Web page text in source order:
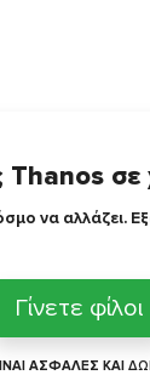
σε
να αλλάζει.
Γίνετε φίλοι
ΑΣΦΑΛΕΣ ΚΑΙ